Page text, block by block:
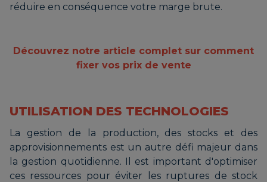
réduire en conséquence votre marge brute.
Découvrez notre article complet sur comment
fixer vos prix de vente
UTILISATION DES TECHNOLOGIES
La gestion de la production, des stocks et des
approvisionnements est un autre défi majeur dans
la gestion quotidienne. Il est important d'optimiser
ces ressources pour éviter les ruptures de stock